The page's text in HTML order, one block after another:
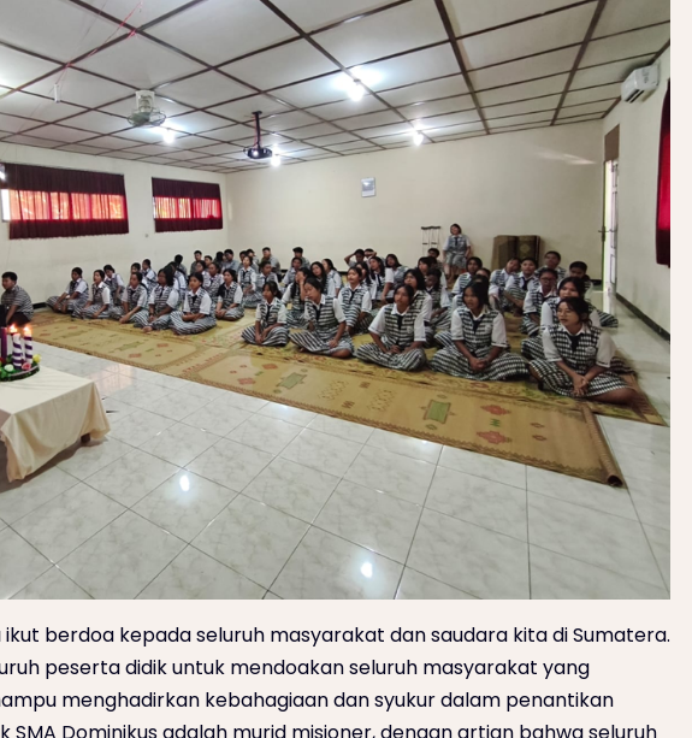
ikut berdoa kepada seluruh masyarakat dan saudara kita di Sumatera.
peserta didik untuk mendoakan seluruh masyarakat yang
menghadirkan kebahagiaan dan syukur dalam penantikan
SMA Dominikus adalah murid misioner, dengan artian bahwa seluruh